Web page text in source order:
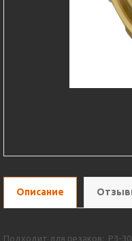
Описание
Подходит для резаков: Р3-